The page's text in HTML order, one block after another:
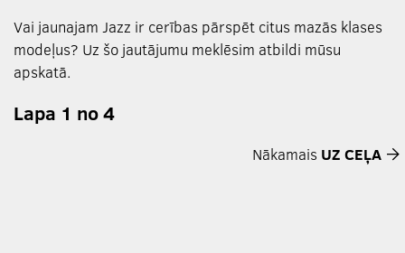
Vai jaunajam Jazz ir cerības pārspēt citus mazās klases
modeļus? Uz šo jautājumu meklēsim atbildi mūsu
apskatā.
Lapa 1 no 4
Nākamais UZ CEĻA